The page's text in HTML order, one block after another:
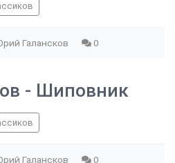
Галансков 0
- Шиповник
Галансков 0